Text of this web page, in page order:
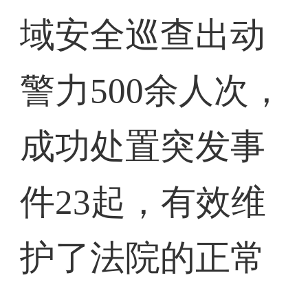
域安全巡查出动
警力500余人次，
成功处置突发事
件23起，有效维
护了法院的正常